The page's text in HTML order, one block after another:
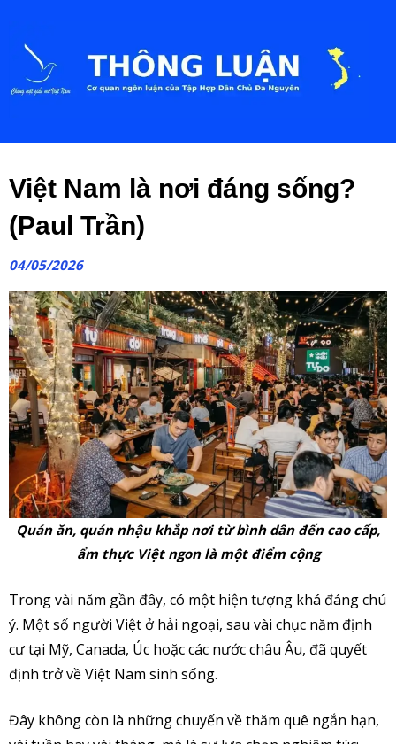
Việt Nam là nơi đáng sống?
(Paul Trần)
04/05/2026
Quán ăn, quán nhậu khắp nơi từ bình dân đến cao cấp,
ẩm thực Việt ngon là một điểm cộng
Trong vài năm gần đây, có một hiện tượng khá đáng chú
ý. Một số người Việt ở hải ngoại, sau vài chục năm định
cư tại Mỹ, Canada, Úc hoặc các nước châu Âu, đã quyết
định trở về Việt Nam sinh sống.
Đây không còn là những chuyến về thăm quê ngắn hạn,